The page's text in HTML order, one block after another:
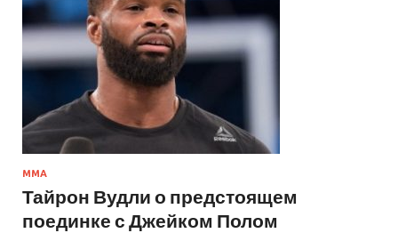
ММА
Тайрон Вудли о предстоящем
поединке с Джейком Полом